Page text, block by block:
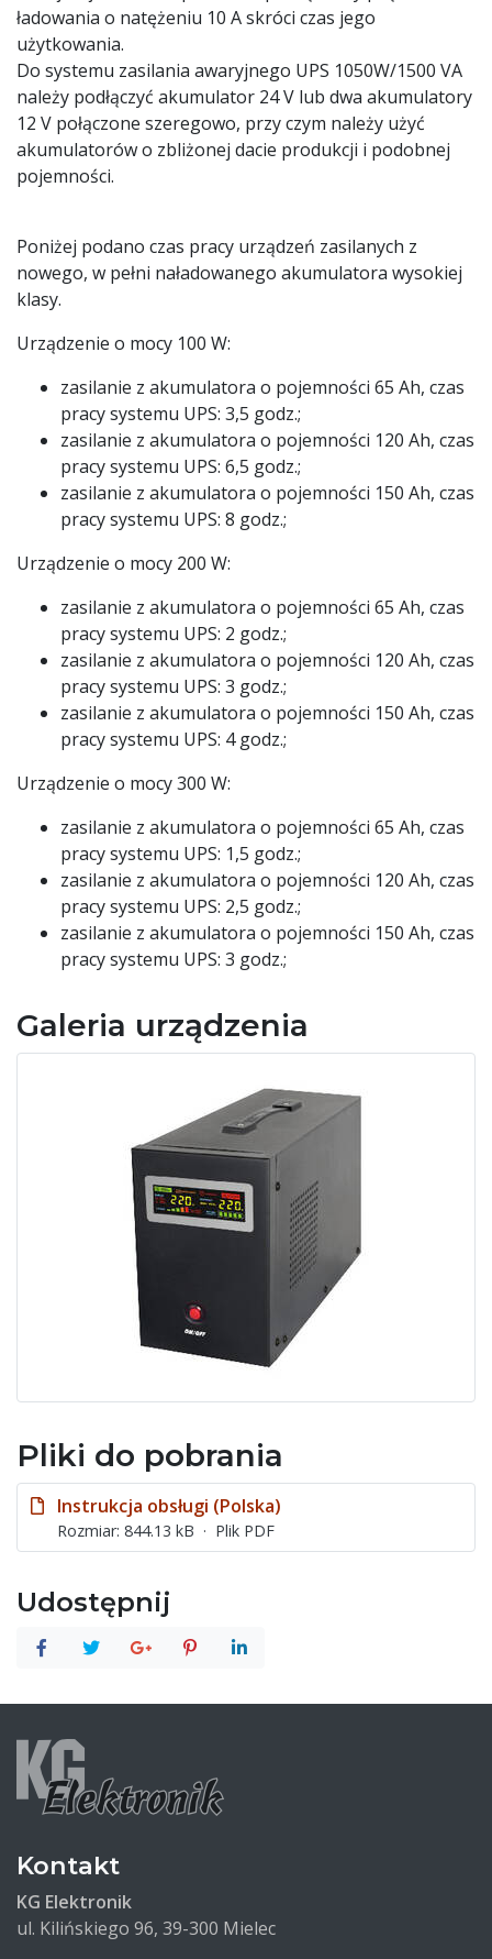
ładowania o natężeniu 10 A skróci czas jego
użytkowania.
Do systemu zasilania awaryjnego UPS 1050W/1500 VA
należy podłączyć akumulator 24 V lub dwa akumulatory
12 V połączone szeregowo, przy czym należy użyć
akumulatorów o zbliżonej dacie produkcji i podobnej
pojemności.
Poniżej podano czas pracy urządzeń zasilanych z
nowego, w pełni naładowanego akumulatora wysokiej
klasy.
Urządzenie o mocy 100 W:
zasilanie z akumulatora o pojemności 65 Ah, czas
pracy systemu UPS: 3,5 godz.;
zasilanie z akumulatora o pojemności 120 Ah, czas
pracy systemu UPS: 6,5 godz.;
zasilanie z akumulatora o pojemności 150 Ah, czas
pracy systemu UPS: 8 godz.;
Urządzenie o mocy 200 W:
zasilanie z akumulatora o pojemności 65 Ah, czas
pracy systemu UPS: 2 godz.;
zasilanie z akumulatora o pojemności 120 Ah, czas
pracy systemu UPS: 3 godz.;
zasilanie z akumulatora o pojemności 150 Ah, czas
pracy systemu UPS: 4 godz.;
Urządzenie o mocy 300 W:
zasilanie z akumulatora o pojemności 65 Ah, czas
pracy systemu UPS: 1,5 godz.;
zasilanie z akumulatora o pojemności 120 Ah, czas
pracy systemu UPS: 2,5 godz.;
zasilanie z akumulatora o pojemności 150 Ah, czas
pracy systemu UPS: 3 godz.;
Galeria urządzenia
Pliki do pobrania
Instrukcja obsługi (Polska)
Rozmiar: 844.13 kB Plik PDF
Udostępnij
Kontakt
KG Elektronik
ul. Kilińskiego 96, 39-300 Mielec